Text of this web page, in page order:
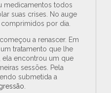
medicamentos todos
suas crises. No auge
por dia.
a renascer. Em
tratamento que lhe
encontrou um que
sessões. Pela
submetida a